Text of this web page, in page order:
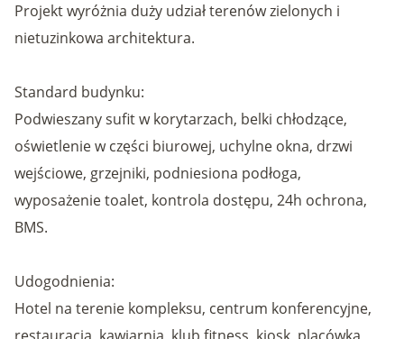
Projekt wyróżnia duży udział terenów zielonych i
nietuzinkowa architektura.
Standard budynku:
Podwieszany sufit w korytarzach, belki chłodzące,
oświetlenie w części biurowej, uchylne okna, drzwi
wejściowe, grzejniki, podniesiona podłoga,
wyposażenie toalet, kontrola dostępu, 24h ochrona,
BMS.
Udogodnienia:
Hotel na terenie kompleksu, centrum konferencyjne,